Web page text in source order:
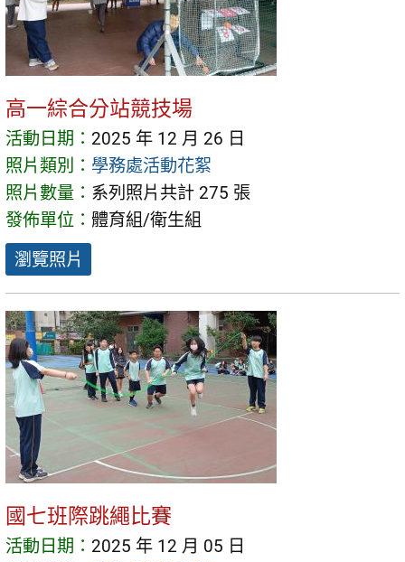
高一綜合分站競技場
活動日期： 2025 年 12 月 26 日
照片類別： 學務處活動花絮
照片數量： 系列照片共計 275 張
發佈單位： 體育組/衛生組
瀏覽照片
國七班際跳繩比賽
活動日期： 2025 年 12 月 05 日